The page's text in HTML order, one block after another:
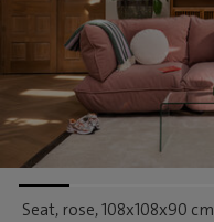
Seat, rose, 108x108x90 cm